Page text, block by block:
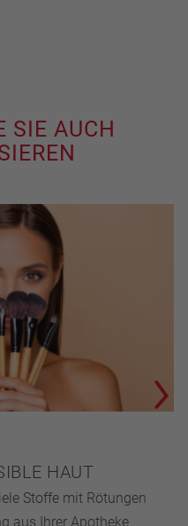
SIE AUCH
HAUT
Stoffe mit Rötungen
aus Ihrer Apotheke